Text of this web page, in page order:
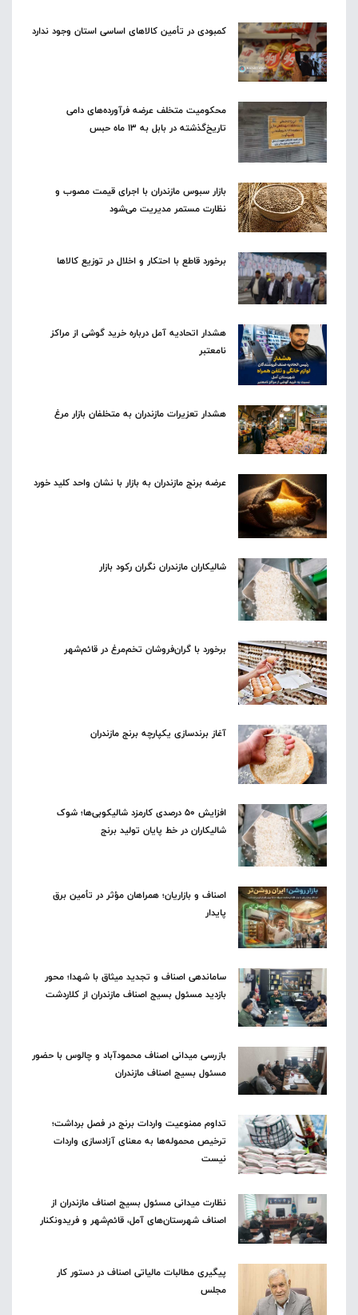
کمبودی در تأمین کالاهای اساسی استان وجود ندارد
محکومیت متخلف عرضه فرآورده‌های دامی
تاریخ‌گذشته در بابل به ۱۳ ماه حبس
بازار سبوس مازندران با اجرای قیمت مصوب و
نظارت مستمر مدیریت می‌شود
برخورد قاطع با احتکار و اخلال در توزیع کالاها
هشدار اتحادیه آمل درباره خرید گوشی از مراکز
نامعتبر
هشدار تعزیرات مازندران به متخلفان بازار مرغ
عرضه برنج مازندران به بازار با نشان واحد کلید خورد
شالیکاران مازندران نگران رکود بازار
برخورد با گران‌فروشان تخم‌مرغ در قائم‌شهر
آغاز برندسازی یکپارچه برنج مازندران
افزایش ۵۰ درصدی کارمزد شالیکوبی‌ها؛ شوک
شالیکاران در خط پایان تولید برنج
اصناف و بازاریان؛ همراهان مؤثر در تأمین برق
پایدار
ساماندهی اصناف و تجدید میثاق با شهدا؛ محور
بازدید مسئول بسیج اصناف مازندران از کلاردشت
بازرسی میدانی اصناف محمودآباد و چالوس با حضور
مسئول بسیج اصناف مازندران
تداوم ممنوعیت واردات برنج در فصل برداشت؛
ترخیص محموله‌ها به معنای آزادسازی واردات
نیست
نظارت میدانی مسئول بسیج اصناف مازندران از
اصناف شهرستان‌های آمل، قائم‌شهر و فریدونکنار
پیگیری مطالبات مالیاتی اصناف در دستور کار
مجلس